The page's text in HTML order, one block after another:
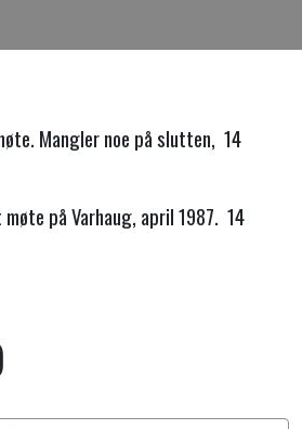
Mangler noe på slutten, 14
på Varhaug, april 1987. 14